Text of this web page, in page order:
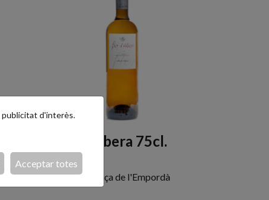
Flor d'Albera 75cl.
Blanc en criança de l'Empordà
publicitat d'interès.
Acceptar totes